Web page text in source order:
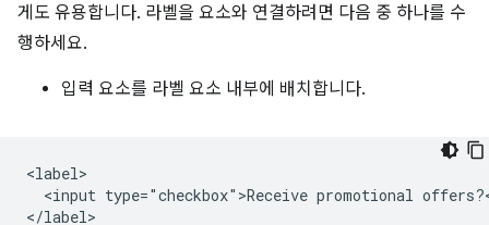
게도 유용합니다. 라벨을 요소와 연결하려면 다음 중 하나를 수
행하세요.
입력 요소를 라벨 요소 내부에 배치합니다.
<label>
<input type="checkbox">Receive promotional